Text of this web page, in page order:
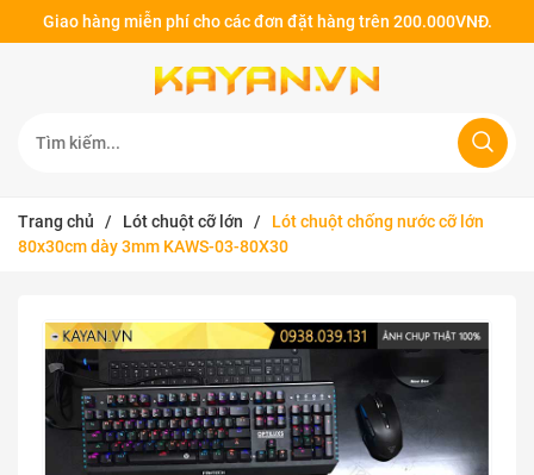
Giao hàng miễn phí cho các đơn đặt hàng trên 200.000VNĐ.
Trang chủ / Lót chuột cỡ lớn /
Lót chuột chống nước cỡ lớn
80x30cm dày 3mm KAWS-03-80X30